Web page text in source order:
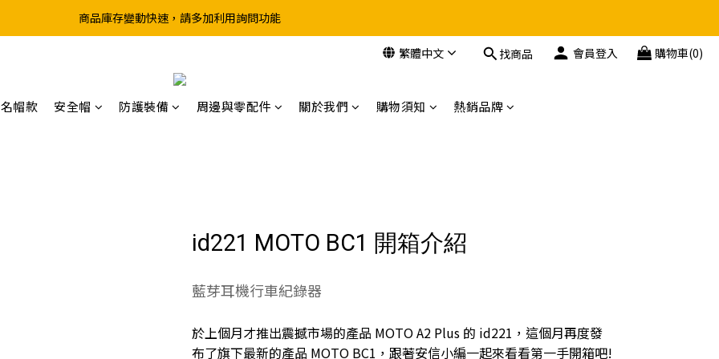
超取滿199、宅配滿490 享免運優惠
繁體中文 找商品 會員登入 購物車(0)
帽款 安全帽 防護裝備 周邊與零配件 關於我們 購物須知 熱銷品牌
id221 MOTO BC1 開箱介紹
藍芽耳機行車紀錄器
於上個月才推出震撼市場的產品 MOTO A2 Plus 的 id221，這個月再度發
布了旗下最新的產品 MOTO BC1，跟著安信小編一起來看看第一手開箱吧!